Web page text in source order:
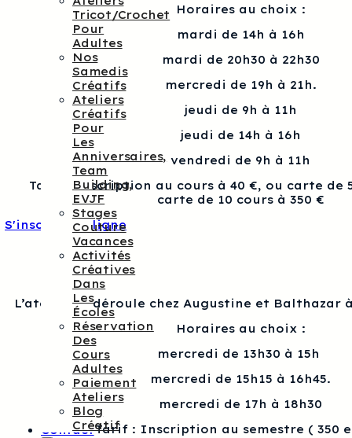
Tricot/crochet
Pour
Adultes
Nos
Samedis
Créatifs
Ateliers
Créatifs
Pour
Les
Anniversaires,
Team
Building,
EVJF
Stages
Couture
Vacances
Activités
Créatives
Dans
Les
Écoles
Réservation
Des
Cours
Adultes
Paiement
Ateliers
Blog
Créatif
Contact
Horaires au choix :
mardi de 14h à 16h
mardi de 20h30 à 22h30
mercredi de 19h à 21h.
jeudi de 9h à 11h
jeudi de 14h à 16h
vendredi de 9h à 11h
Tarif : Inscription au cours à 40 €, ou carte de
carte de 10 cours à 350 €
S'inscrire en ligne
L’atelier se déroule chez Augustine et Balthazar
Horaires au choix :
mercredi de 13h30 à 15h
mercredi de 15h15 à 16h45.
mercredi de 17h à 18h30
Tarif : Inscription au semestre ( 350